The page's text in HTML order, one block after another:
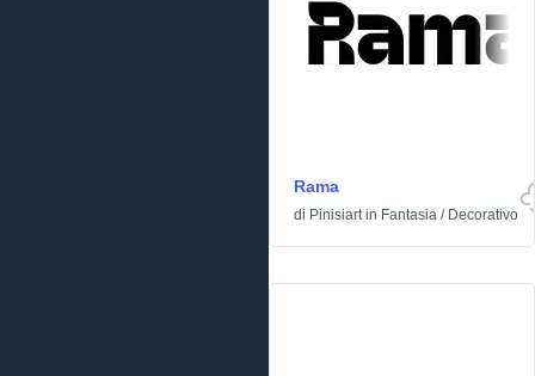
Rama
di Pinisiartin Fantasia / Decorativo